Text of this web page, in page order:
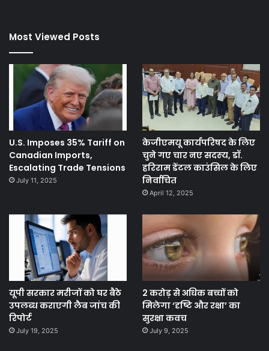
Most Viewed Posts
U.S. Imposes 35% Tariff on
Canadian Imports,
Escalating Trade Tensions
July 11, 2025
केजीएमयू कार्यपरिषद के लिए
चुने गए चार नए सदस्‍य, डॉ.
हरिराम डेंटल काउंसिल के लिए
निर्वाचित
April 12, 2025
यूपी सरकार मरीजों को घर बैठे
उपलब्ध कराएगी लैब जांच की
रिपोर्ट
July 19, 2025
2 करोड़ से अधिक बच्चों को
मिलेगा ‘दृष्टि और रक्षा’ का
सुरक्षा कवच
July 9, 2025